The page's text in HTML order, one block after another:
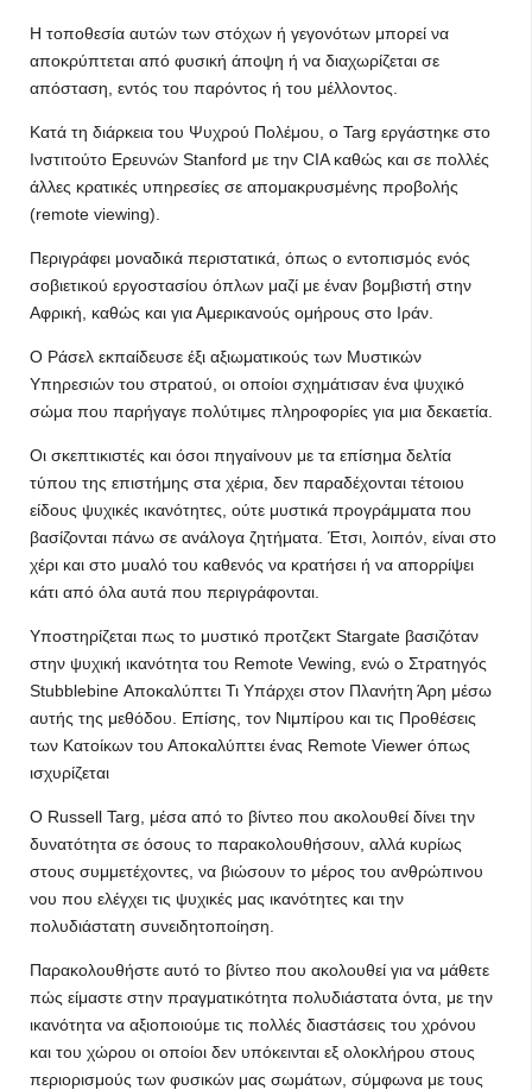
Η τοποθεσία αυτών των στόχων ή γεγονότων μπορεί να
αποκρύπτεται από φυσική άποψη ή να διαχωρίζεται σε
απόσταση, εντός του παρόντος ή του μέλλοντος.
Κατά τη διάρκεια του Ψυχρού Πολέμου, ο Targ εργάστηκε στο
Ινστιτούτο Ερευνών Stanford με την CIA καθώς και σε πολλές
άλλες κρατικές υπηρεσίες σε απομακρυσμένης προβολής
(remote viewing).
Περιγράφει μοναδικά περιστατικά, όπως ο εντοπισμός ενός
σοβιετικού εργοστασίου όπλων μαζί με έναν βομβιστή στην
Αφρική, καθώς και για Αμερικανούς ομήρους στο Ιράν.
Ο Ράσελ εκπαίδευσε έξι αξιωματικούς των Μυστικών
Υπηρεσιών του στρατού, οι οποίοι σχημάτισαν ένα ψυχικό
σώμα που παρήγαγε πολύτιμες πληροφορίες για μια δεκαετία.
Οι σκεπτικιστές και όσοι πηγαίνουν με τα επίσημα δελτία
τύπου της επιστήμης στα χέρια, δεν παραδέχονται τέτοιου
είδους ψυχικές ικανότητες, ούτε μυστικά προγράμματα που
βασίζονται πάνω σε ανάλογα ζητήματα. Έτσι, λοιπόν, είναι στο
χέρι και στο μυαλό του καθενός να κρατήσει ή να απορρίψει
κάτι από όλα αυτά που περιγράφονται.
Υποστηρίζεται πως το μυστικό προτζεκτ Stargate βασιζόταν
στην ψυχική ικανότητα του Remote Vewing, ενώ ο Στρατηγός
Stubblebine Αποκαλύπτει Τι Υπάρχει στον Πλανήτη Άρη μέσω
αυτής της μεθόδου. Επίσης, τον Νιμπίρου και τις Προθέσεις
των Κατοίκων του Αποκαλύπτει ένας Remote Viewer όπως
ισχυρίζεται
Ο Russell Targ, μέσα από το βίντεο που ακολουθεί δίνει την
δυνατότητα σε όσους το παρακολουθήσουν, αλλά κυρίως
στους συμμετέχοντες, να βιώσουν το μέρος του ανθρώπινου
νου που ελέγχει τις ψυχικές μας ικανότητες και την
πολυδιάστατη συνειδητοποίηση.
Παρακολουθήστε αυτό το βίντεο που ακολουθεί για να μάθετε
πώς είμαστε στην πραγματικότητα πολυδιάστατα όντα, με την
ικανότητα να αξιοποιούμε τις πολλές διαστάσεις του χρόνου
και του χώρου οι οποίοι δεν υπόκεινται εξ ολοκλήρου στους
περιορισμούς των φυσικών μας σωμάτων, σύμφωνα με τους